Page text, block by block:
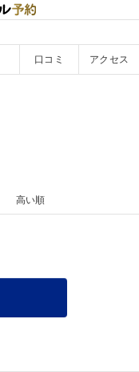
口コミ アクセス
高い順